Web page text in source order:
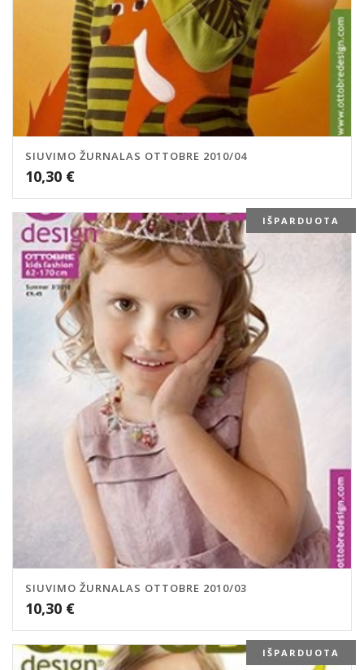
SIUVIMO ŽURNALAS OTTOBRE 2010/04
10,30 €
IŠPARDUOTA
SIUVIMO ŽURNALAS OTTOBRE 2010/03
10,30 €
IŠPARDUOTA